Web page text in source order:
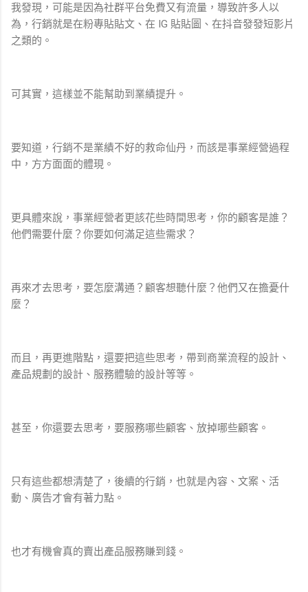
我發現，可能是因為社群平台免費又有流量，導致許多人以
為，行銷就是在粉專貼貼文、在 IG 貼貼圖、在抖音發發短影片
之類的。
可其實，這樣並不能幫助到業績提升。
要知道，行銷不是業績不好的救命仙丹，而該是事業經營過程
中，方方面面的體現。
更具體來說，事業經營者更該花些時間思考，你的顧客是誰？
他們需要什麼？你要如何滿足這些需求？
再來才去思考，要怎麼溝通？顧客想聽什麼？他們又在擔憂什
麼？
而且，再更進階點，還要把這些思考，帶到商業流程的設計、
產品規劃的設計、服務體驗的設計等等。
甚至，你還要去思考，要服務哪些顧客、放掉哪些顧客。
只有這些都想清楚了，後續的行銷，也就是內容、文案、活
動、廣告才會有著力點。
也才有機會真的賣出產品服務賺到錢。